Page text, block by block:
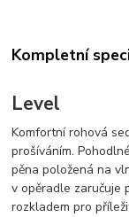
Kompletní
Level
Komfortní rohová
prošíváním.
pěna položená na
v opěradle zaručuje
rozkladem pro